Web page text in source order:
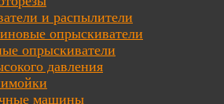
и распылители
опрыскиватели
опрыскиватели
давления
машины